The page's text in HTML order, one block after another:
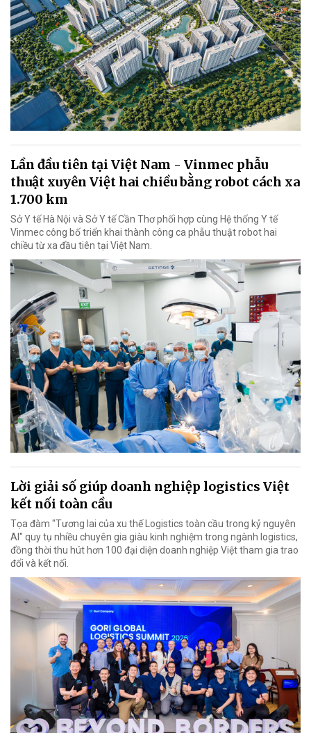
Lần đầu tiên tại Việt Nam - Vinmec phẫu
thuật xuyên Việt hai chiều bằng robot cách xa
1.700 km
Sở Y tế Hà Nội và Sở Y tế Cần Thơ phối hợp cùng Hệ thống Y tế
Vinmec công bố triển khai thành công ca phẫu thuật robot hai
chiều từ xa đầu tiên tại Việt Nam.
Lời giải số giúp doanh nghiệp logistics Việt
kết nối toàn cầu
Tọa đàm "Tương lai của xu thế Logistics toàn cầu trong kỷ nguyên
AI" quy tụ nhiều chuyên gia giàu kinh nghiệm trong ngành logistics,
đồng thời thu hút hơn 100 đại diện doanh nghiệp Việt tham gia trao
đổi và kết nối.